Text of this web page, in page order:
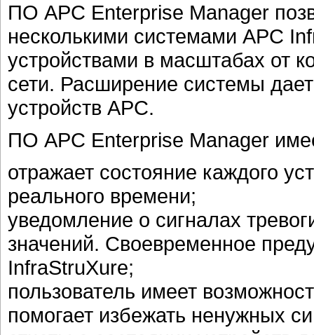
ПО APC Enterprise Manager
несколькими системами APC
устройствами в масштабах от
сети. Расширение системы
устройств APC.
ПО APC Enterprise Manager
отражает состояние каждого
реального времени;
уведомление о сигналах
значений. Своевременное
InfraStruXure;
пользователь имеет
помогает избежать ненужных